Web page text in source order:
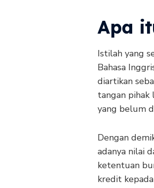
Apa
Istilah yang
Bahasa
diartikan
tangan pihak
yang belum
Dengan
adanya nilai
ketentuan
kredit